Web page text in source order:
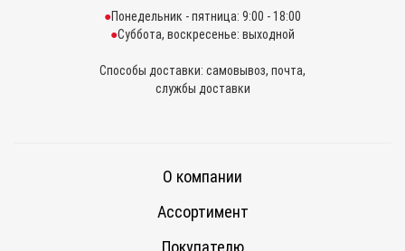
Понедельник - пятница: 9:00 - 18:00
Суббота, воскресенье: выходной
Способы доставки: самовывоз, почта,
службы доставки
О компании
Ассортимент
Покупателю